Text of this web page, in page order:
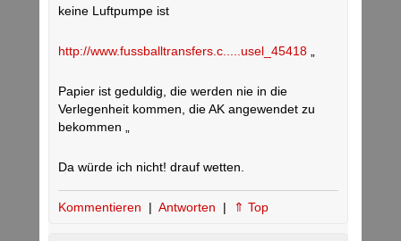
keine Luftpumpe ist
http://www.fussballtransfers.c.....usel_45418
Papier ist geduldig, die werden nie in die
Verlegenheit kommen, die AK angewendet zu
bekommen „
Da würde ich nicht! drauf wetten.
Kommentieren | Antworten | ⇑ Top